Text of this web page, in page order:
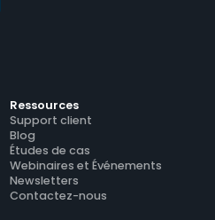
Ressources
Support client
Blog
Études de cas
Webinaires et Événements
Newsletters
Contactez-nous